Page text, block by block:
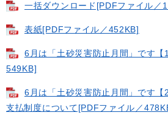
一括ダウンロード​[PDFファイル／
表紙[PDFファイル／452KB]
6月は「土砂災害防止月間」です【
549KB]
6月は「土砂災害防止月間」です【
支払制度について[PDFファイル／